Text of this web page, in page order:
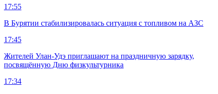
17:55
В Бурятии стабилизировалась ситуация с топливом на АЗС
17:45
Жителей Улан-Удэ приглашают на праздничную зарядку,
посвящённую Дню физкультурника
17:34